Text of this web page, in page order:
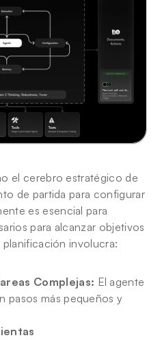
el cerebro estratégico de
de partida para configurar
es esencial para
para alcanzar objetivos
involucra:
Complejas: El agente
pasos más pequeños y